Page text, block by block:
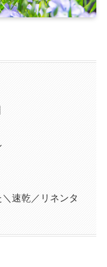
＼速乾／リネンタ